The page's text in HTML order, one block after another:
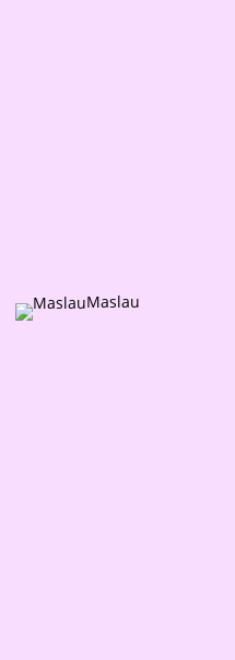
Maslau